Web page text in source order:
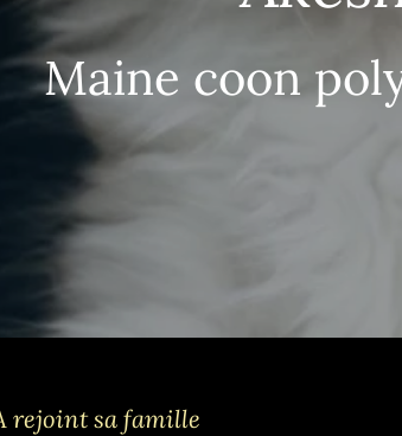
Maine coon
rejoint sa famille